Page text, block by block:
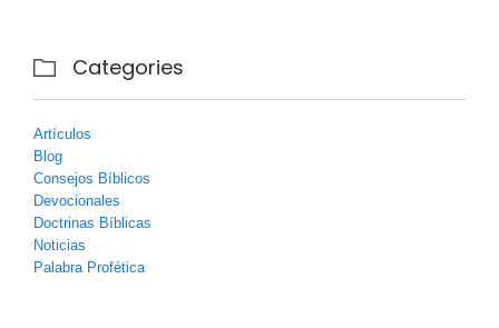
 Categories
Artículos
Blog
Consejos Bíblicos
Devocionales
Doctrinas Bíblicas
Noticias
Palabra Profética